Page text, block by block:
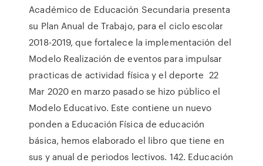
Académico de Educación Secundaria presenta
su Plan Anual de Trabajo, para el ciclo escolar
2018-2019, que fortalece la implementación del
Modelo Realización de eventos para impulsar
practicas de actividad física y el deporte 22
Mar 2020 en marzo pasado se hizo público el
Modelo Educativo. Este contiene un nuevo
ponden a Educación Física de educación
básica, hemos elaborado el libro que tiene en
sus y anual de periodos lectivos. 142. Educación